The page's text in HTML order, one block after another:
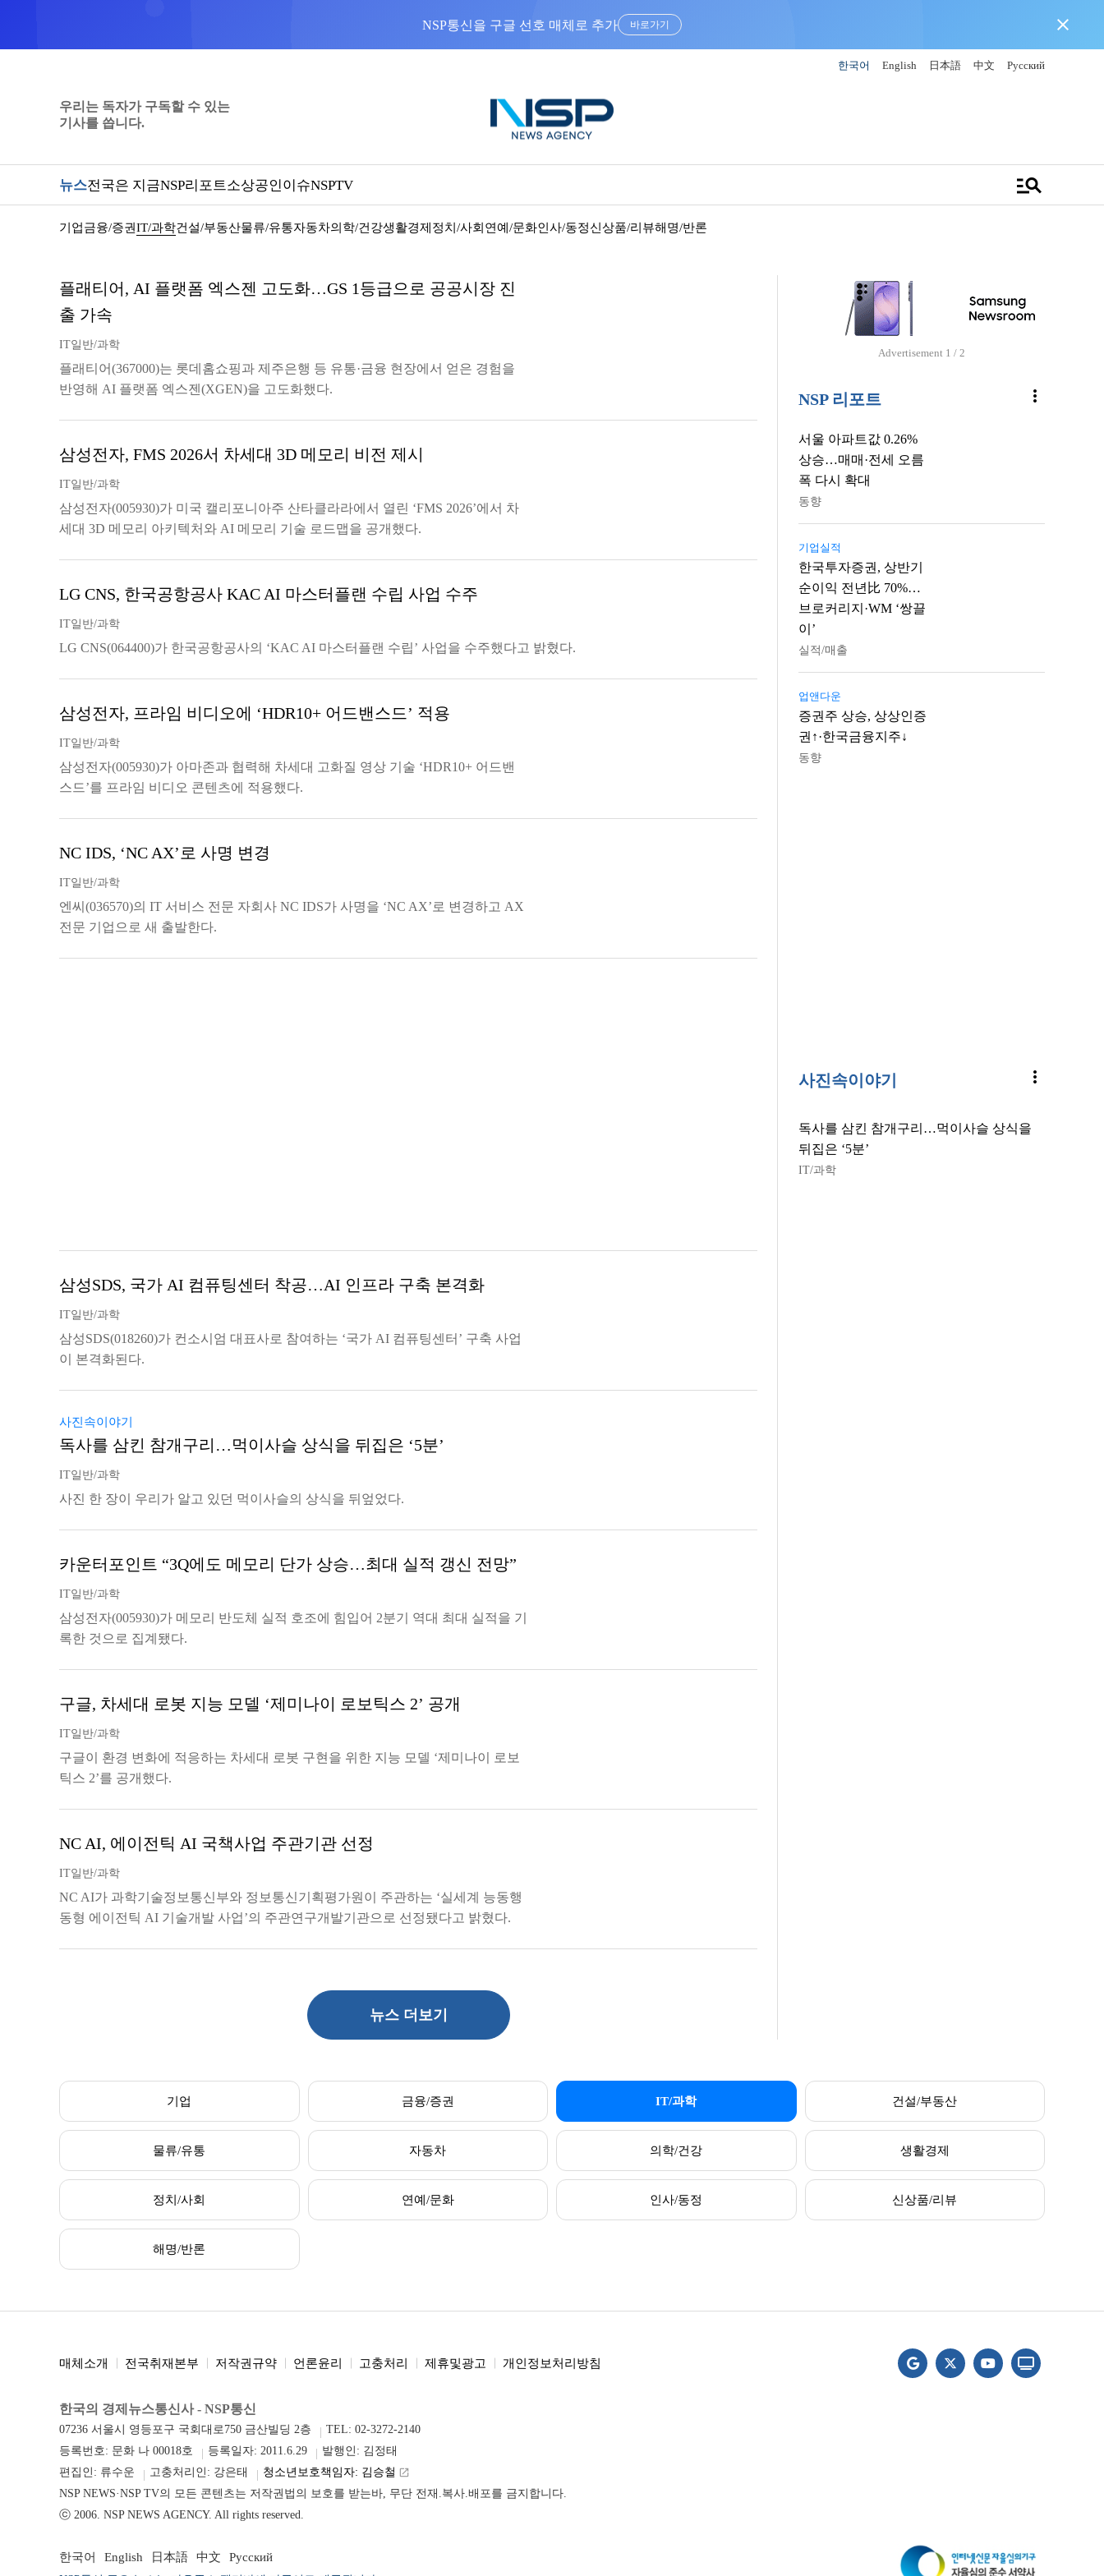
NSP통신을 구글 선호 매체로 추가 바로가기 close
한국어 English 日本語 中文 Русский
우리는 독자가 구독할 수 있는
기사를 씁니다.
뉴스전국은 지금NSP리포트소상공인이슈NSPTV manage_search
기업금융/증권IT/과학건설/부동산물류/유통자동차의학/건강생활경제 정치/사회 연예/문화인사/동정신상품/리뷰해명/반론
플래티어, AI 플랫폼 엑스젠 고도화…GS 1등급으로 공공시장 진
출 가속
IT일반/과학
플래티어(367000)는 롯데홈쇼핑과 제주은행 등 유통·금융 현장에서 얻은 경험을
반영해 AI 플랫폼 엑스젠(XGEN)을 고도화했다.
삼성전자, FMS 2026서 차세대 3D 메모리 비전 제시
IT일반/과학
삼성전자(005930)가 미국 캘리포니아주 산타클라라에서 열린 ‘FMS 2026’에서 차
세대 3D 메모리 아키텍처와 AI 메모리 기술 로드맵을 공개했다.
LG CNS, 한국공항공사 KAC AI 마스터플랜 수립 사업 수주
IT일반/과학
LG CNS(064400)가 한국공항공사의 ‘KAC AI 마스터플랜 수립’ 사업을 수주했다고 밝혔다.
삼성전자, 프라임 비디오에 ‘HDR10+ 어드밴스드’ 적용
IT일반/과학
삼성전자(005930)가 아마존과 협력해 차세대 고화질 영상 기술 ‘HDR10+ 어드밴
스드’를 프라임 비디오 콘텐츠에 적용했다.
NC IDS, ‘NC AX’로 사명 변경
IT일반/과학
엔씨(036570)의 IT 서비스 전문 자회사 NC IDS가 사명을 ‘NC AX’로 변경하고 AX
전문 기업으로 새 출발한다.
삼성SDS, 국가 AI 컴퓨팅센터 착공…AI 인프라 구축 본격화
IT일반/과학
삼성SDS(018260)가 컨소시엄 대표사로 참여하는 ‘국가 AI 컴퓨팅센터’ 구축 사업
이 본격화된다.
사진속이야기
독사를 삼킨 참개구리…먹이사슬 상식을 뒤집은 ‘5분’
IT일반/과학
사진 한 장이 우리가 알고 있던 먹이사슬의 상식을 뒤엎었다.
카운터포인트 “3Q에도 메모리 단가 상승…최대 실적 갱신 전망”
IT일반/과학
삼성전자(005930)가 메모리 반도체 실적 호조에 힘입어 2분기 역대 최대 실적을 기
록한 것으로 집계됐다.
구글, 차세대 로봇 지능 모델 ‘제미나이 로보틱스 2’ 공개
IT일반/과학
구글이 환경 변화에 적응하는 차세대 로봇 구현을 위한 지능 모델 ‘제미나이 로보
틱스 2’를 공개했다.
NC AI, 에이전틱 AI 국책사업 주관기관 선정
IT일반/과학
NC AI가 과학기술정보통신부와 정보통신기획평가원이 주관하는 ‘실세계 능동행
동형 에이전틱 AI 기술개발 사업’의 주관연구개발기관으로 선정됐다고 밝혔다.
뉴스 더보기
Advertisement 1 / 2
NSP 리포트 more_vert
서울 아파트값 0.26%
상승…매매·전세 오름
폭 다시 확대
동향
기업실적
한국투자증권, 상반기
순이익 전년比 70%…
브로커리지·WM ‘쌍끌
이’
실적/매출
업앤다운
증권주 상승, 상상인증
권↑·한국금융지주↓
동향
사진속이야기 more_vert
독사를 삼킨 참개구리…먹이사슬 상식을
뒤집은 ‘5분’
IT/과학
기업 금융/증권 IT/과학 건설/부동산
물류/유통 자동차 의학/건강 생활경제
정치/사회 연예/문화 인사/동정 신상품/리뷰
해명/반론
매체소개 전국취재본부 저작권규약 언론윤리 고충처리 제휴및광고 개인정보처리방침
한국의 경제뉴스통신사 - NSP통신
07236 서울시 영등포구 국회대로750 금산빌딩 2층
TEL: 02-3272-2140
등록번호: 문화 나 00018호
등록일자: 2011.6.29
발행인: 김정태
편집인: 류수운
고충처리인: 강은태 청소년보호책임자: 김승철 launch
NSP NEWS·NSP TV의 모든 콘텐츠는 저작권법의 보호를 받는바, 무단 전재.복사.배포를 금지합니다.
ⓒ 2006. NSP NEWS AGENCY. All rights reserved.
한국어 English 日本語 中文 Русский